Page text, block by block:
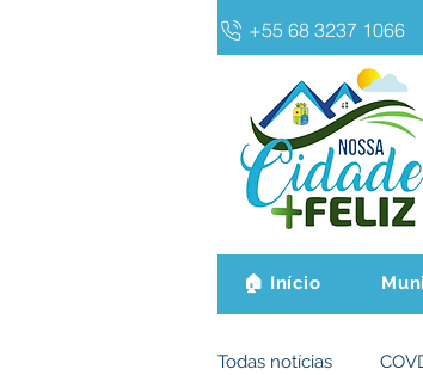
+55 68 3237 1066
🏠 Início
Todas notícias